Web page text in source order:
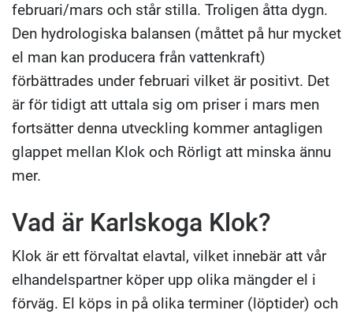
februari/mars och står stilla. Troligen åtta dygn.
Den hydrologiska balansen (måttet på hur mycket
el man kan producera från vattenkraft)
förbättrades under februari vilket är positivt. Det
är för tidigt att uttala sig om priser i mars men
fortsätter denna utveckling kommer antagligen
glappet mellan Klok och Rörligt att minska ännu
mer.
Vad är Karlskoga Klok?
Klok är ett förvaltat elavtal, vilket innebär att vår
elhandelspartner köper upp olika mängder el i
förväg. El köps in på olika terminer (löptider) och